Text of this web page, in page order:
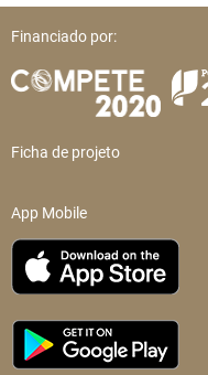
Financiado por:
Ficha de projeto
App Mobile